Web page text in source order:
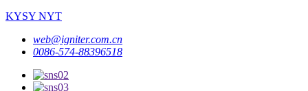
KYSY NYT
web@igniter.com.cn
0086-574-88396518